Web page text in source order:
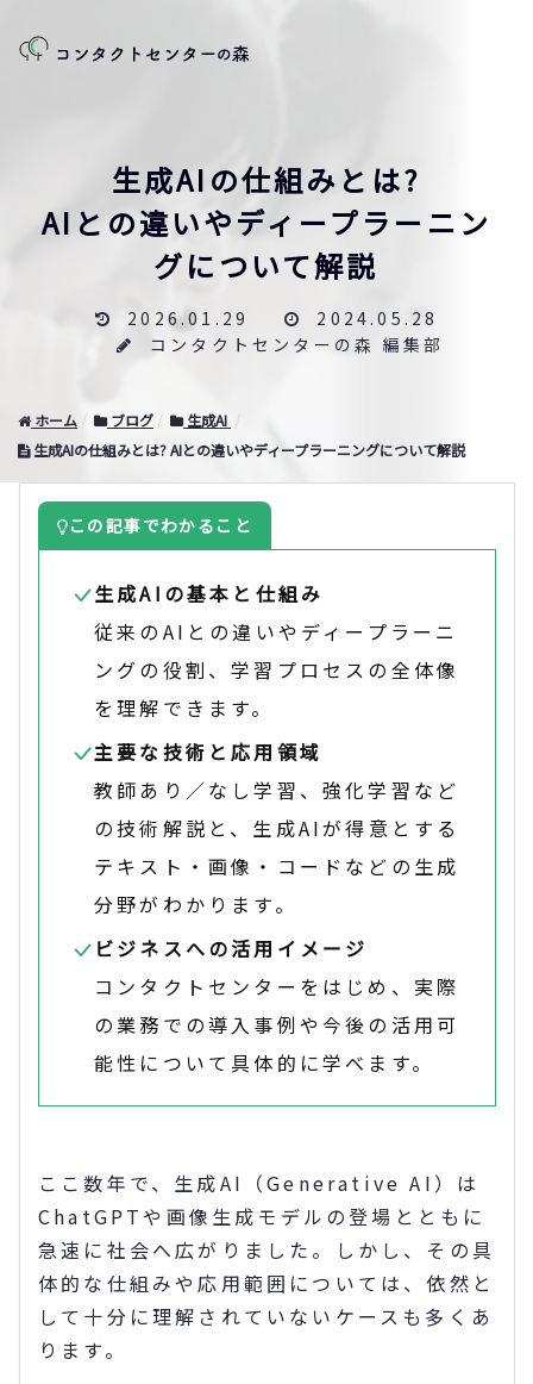
生成AIの仕組みとは?
AIとの違いやディープラーニン
グについて解説
2026.01.29
2024.05.28
コンタクトセンターの森 編集部
ホーム ブログ
生成AI
生成AIの仕組みとは? AIとの違いやディープラーニングについて解説
この記事でわかること
生成AIの基本と仕組み
従来のAIとの違いやディープラーニ
ングの役割、学習プロセスの全体像
を理解できます。
主要な技術と応用領域
教師あり／なし学習、強化学習など
の技術解説と、生成AIが得意とする
テキスト・画像・コードなどの生成
分野がわかります。
ビジネスへの活用イメージ
コンタクトセンターをはじめ、実際
の業務での導入事例や今後の活用可
能性について具体的に学べます。
ここ数年で、生成AI（Generative AI）は
ChatGPTや画像生成モデルの登場とともに
急速に社会へ広がりました。しかし、その具
体的な仕組みや応用範囲については、依然と
して十分に理解されていないケースも多くあ
ります。